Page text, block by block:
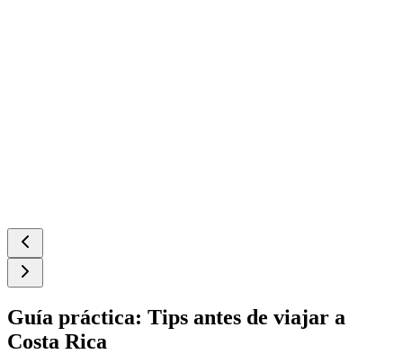
Guía práctica: Tips antes de viajar a
Costa Rica